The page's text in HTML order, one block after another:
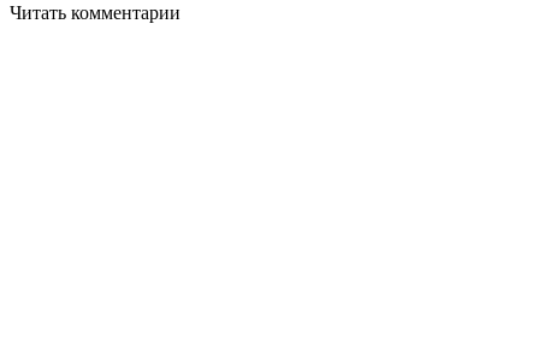
Читать комментарии